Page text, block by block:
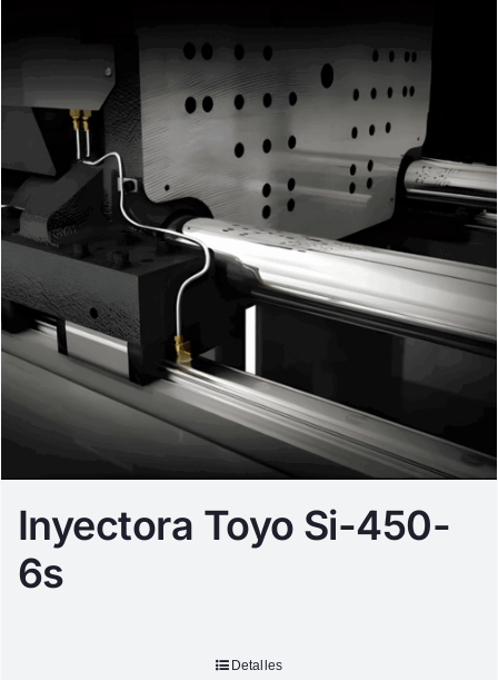
Inyectora Toyo Si-450-
6s
Detalles